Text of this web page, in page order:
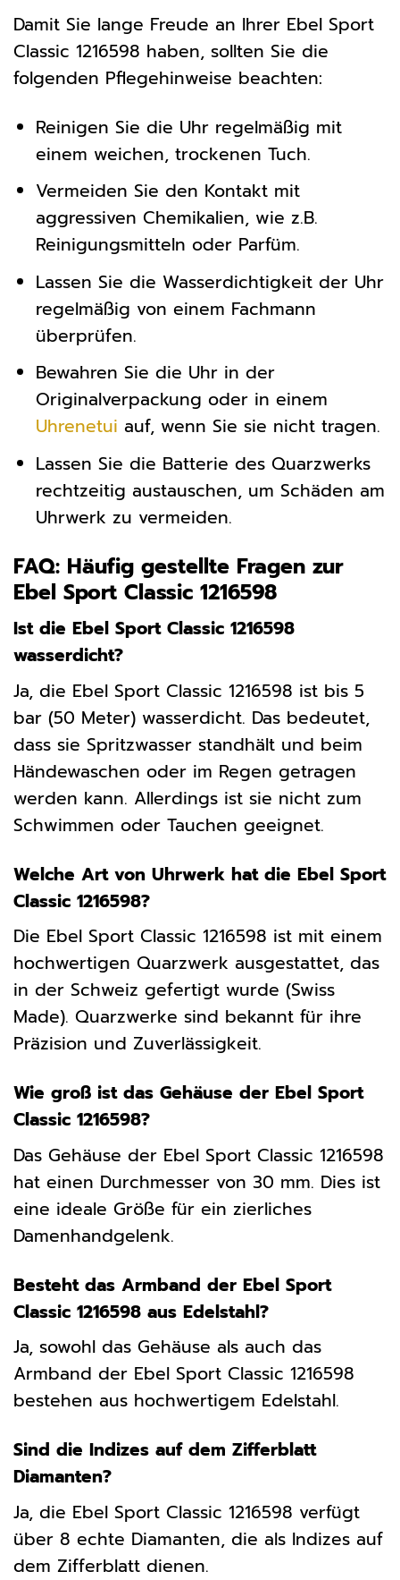
Damit Sie lange Freude an Ihrer Ebel Sport
Classic 1216598 haben, sollten Sie die
folgenden Pflegehinweise beachten:
Reinigen Sie die Uhr regelmäßig mit
einem weichen, trockenen Tuch.
Vermeiden Sie den Kontakt mit
aggressiven Chemikalien, wie z.B.
Reinigungsmitteln oder Parfüm.
Lassen Sie die Wasserdichtigkeit der Uhr
regelmäßig von einem Fachmann
überprüfen.
Bewahren Sie die Uhr in der
Originalverpackung oder in einem
Uhrenetui auf, wenn Sie sie nicht tragen.
Lassen Sie die Batterie des Quarzwerks
rechtzeitig austauschen, um Schäden am
Uhrwerk zu vermeiden.
FAQ: Häufig gestellte Fragen zur
Ebel Sport Classic 1216598
Ist die Ebel Sport Classic 1216598
wasserdicht?
Ja, die Ebel Sport Classic 1216598 ist bis 5
bar (50 Meter) wasserdicht. Das bedeutet,
dass sie Spritzwasser standhält und beim
Händewaschen oder im Regen getragen
werden kann. Allerdings ist sie nicht zum
Schwimmen oder Tauchen geeignet.
Welche Art von Uhrwerk hat die Ebel Sport
Classic 1216598?
Die Ebel Sport Classic 1216598 ist mit einem
hochwertigen Quarzwerk ausgestattet, das
in der Schweiz gefertigt wurde (Swiss
Made). Quarzwerke sind bekannt für ihre
Präzision und Zuverlässigkeit.
Wie groß ist das Gehäuse der Ebel Sport
Classic 1216598?
Das Gehäuse der Ebel Sport Classic 1216598
hat einen Durchmesser von 30 mm. Dies ist
eine ideale Größe für ein zierliches
Damenhandgelenk.
Besteht das Armband der Ebel Sport
Classic 1216598 aus Edelstahl?
Ja, sowohl das Gehäuse als auch das
Armband der Ebel Sport Classic 1216598
bestehen aus hochwertigem Edelstahl.
Sind die Indizes auf dem Zifferblatt
Diamanten?
Ja, die Ebel Sport Classic 1216598 verfügt
über 8 echte Diamanten, die als Indizes auf
dem Zifferblatt dienen.